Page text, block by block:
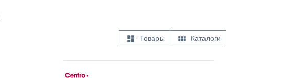
 Товары  Каталоги